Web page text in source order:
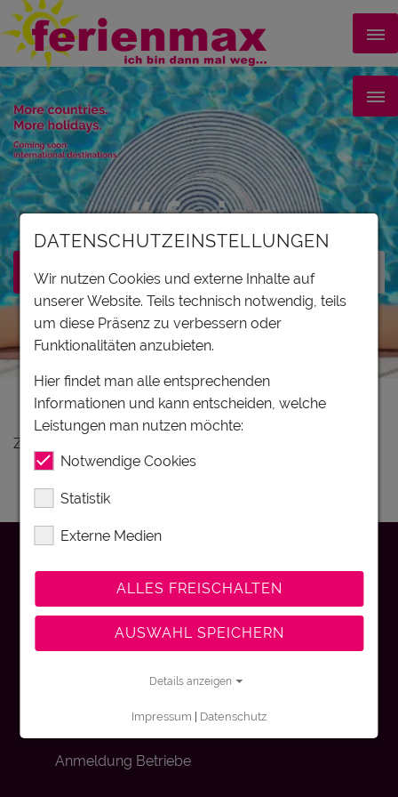
# ferien
Filter
Karte
Ferienunterkünfte Mühlviertel
Zu Ihrer Anfrage gibt es keine Treffer.
Impressum
Anmeldung Betriebe
DATENSCHUTZEINSTELLUNGEN
Wir nutzen Cookies und externe Inhalte auf
unserer Website. Teils technisch notwendig, teils
um diese Präsenz zu verbessern oder
Funktionalitäten anzubieten.
Hier findet man alle entsprechenden
Informationen und kann entscheiden, welche
Leistungen man nutzen möchte:
Notwendige Cookies
Statistik
Externe Medien
ALLES FREISCHALTEN
AUSWAHL SPEICHERN
Details anzeigen
Impressum | Datenschutz